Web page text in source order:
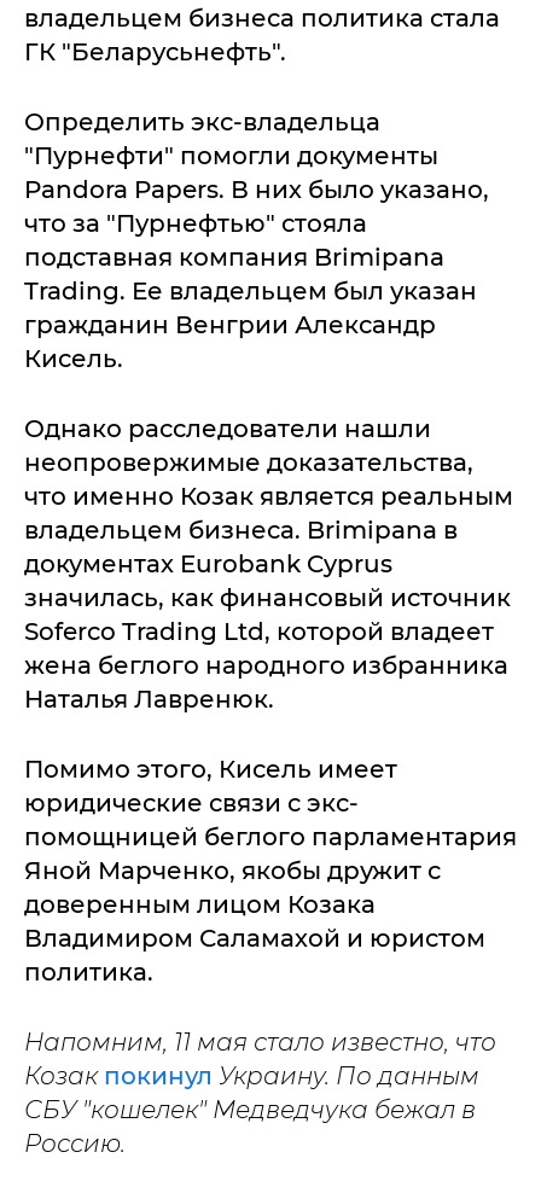
владельцем бизнеса политика стала
ГК "Беларусьнефть".
Определить экс-владельца
"Пурнефти" помогли документы
Pandora Papers. В них было указано,
что за "Пурнефтью" стояла
подставная компания Brimipana
Trading. Ее владельцем был указан
гражданин Венгрии Александр
Кисель.
Однако расследователи нашли
неопровержимые доказательства,
что именно Козак является реальным
владельцем бизнеса. Brimipana в
документах Eurobank Cyprus
значилась, как финансовый источник
Soferco Trading Ltd, которой владеет
жена беглого народного избранника
Наталья Лавренюк.
Помимо этого, Кисель имеет
юридические связи с экс-
помощницей беглого парламентария
Яной Марченко, якобы дружит с
доверенным лицом Козака
Владимиром Саламахой и юристом
политика.
Напомним, 11 мая стало известно, что
Козак покинул Украину. По данным
СБУ "кошелек" Медведчука бежал в
Россию.